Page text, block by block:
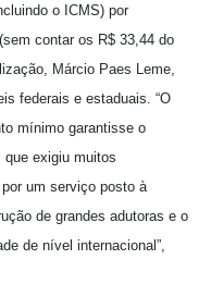
o ICMS) por
contar os R$ 33,44 do
Márcio Paes Leme,
federais e estaduais. “O
mínimo garantisse o
exigiu muitos
um serviço posto à
de grandes adutoras e o
de nível internacional”,